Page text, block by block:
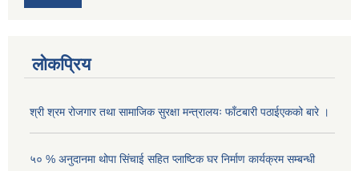
लोकप्रिय
श्री श्रम रोजगार तथा सामाजिक सुरक्षा मन्त्रालयः फाँटबारी पठाईएकको बारे ।
५० % अनुदानमा थोपा सि‌ंचाई सहित प्लाष्टिक घर निर्माण कार्यक्रम सम्बन्धी